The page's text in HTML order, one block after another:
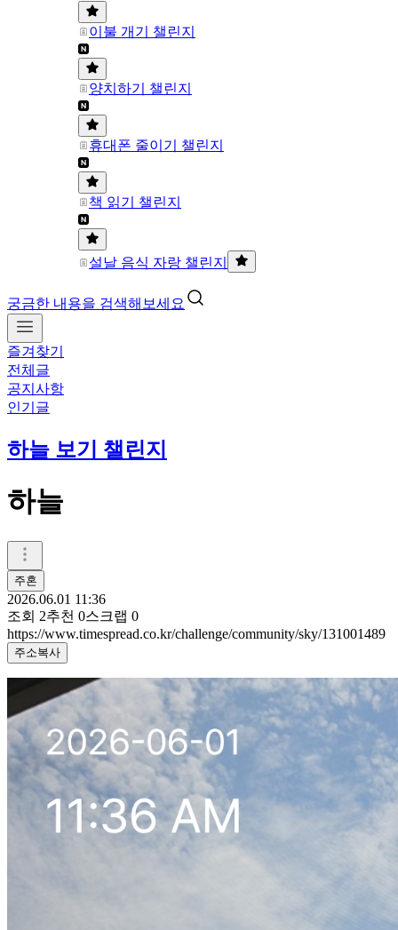
이불 개기 챌린지
양치하기 챌린지
휴대폰 줄이기 챌린지
책 읽기 챌린지
설날 음식 자랑 챌린지
궁금한 내용을 검색해보세요
즐겨찾기
전체글
공지사항
인기글
하늘 보기 챌린지
하늘
주혼
2026.06.01 11:36
조회 2추천 0스크랩 0
https://www.timespread.co.kr/challenge/community/sky/131001489
주소복사